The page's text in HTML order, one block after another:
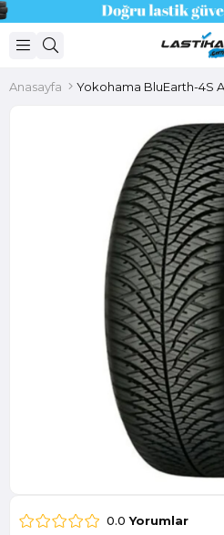
Anasayfa
0.0 Yorumlar